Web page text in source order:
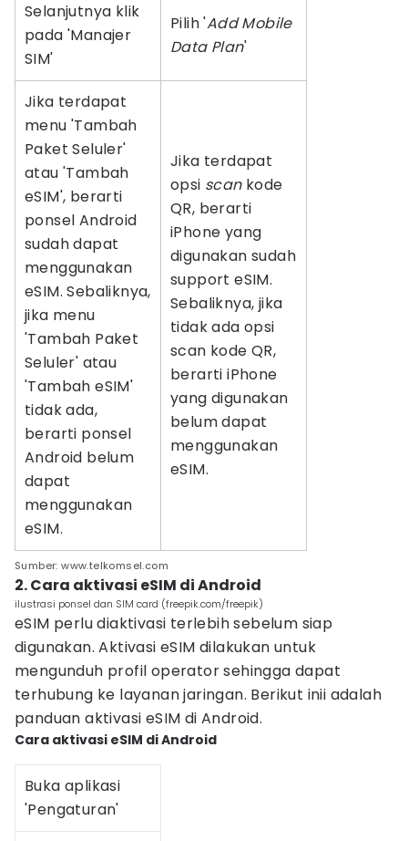
Sumber: www.telkomsel.com
Selanjutnya klik
pada 'Manajer
SIM'
Pilih 'Add Mobile
Data Plan'
Jika terdapat
menu 'Tambah
Paket Seluler'
atau 'Tambah
eSIM', berarti
ponsel Android
sudah dapat
menggunakan
eSIM. Sebaliknya,
jika menu
'Tambah Paket
Seluler' atau
'Tambah eSIM'
tidak ada,
berarti ponsel
Android belum
dapat
menggunakan
eSIM.
Jika terdapat
opsi scan kode
QR, berarti
iPhone yang
digunakan sudah
support eSIM.
Sebaliknya, jika
tidak ada opsi
scan kode QR,
berarti iPhone
yang digunakan
belum dapat
menggunakan
eSIM.
2. Cara aktivasi eSIM di Android
ilustrasi ponsel dan SIM card (freepik.com/freepik)
eSIM perlu diaktivasi terlebih sebelum siap
digunakan. Aktivasi eSIM dilakukan untuk
mengunduh profil operator sehingga dapat
terhubung ke layanan jaringan. Berikut inii adalah
panduan aktivasi eSIM di Android.
Cara aktivasi eSIM di Android
Buka aplikasi
'Pengaturan'